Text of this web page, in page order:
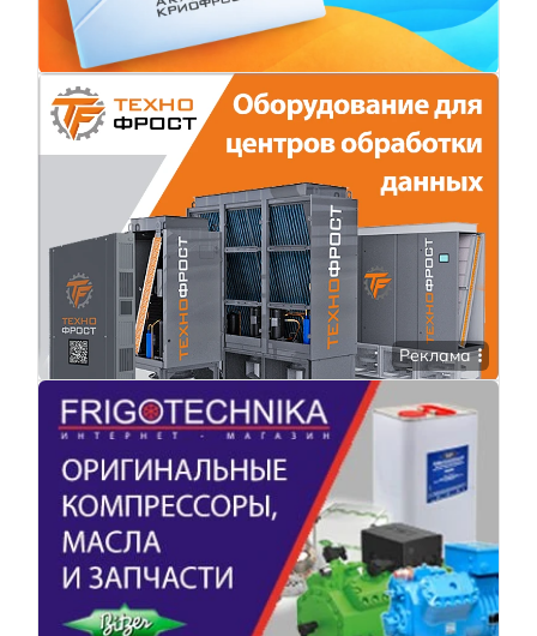
Реклама